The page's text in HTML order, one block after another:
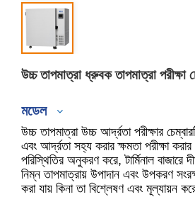
উচ্চ তাপমাত্রা ধ্রুবক তাপমাত্রা পরীক্ষা
মডেল
XCH-100GW
উচ্চ তাপমাত্রা উচ্চ আর্দ্রতা পরীক্ষার
এবং আর্দ্রতা সহ্য করার ক্ষমতা পরীক্ষা
পরিস্থিতির অনুকরণ করে, টার্মিনাল বাজারে
নিম্ন তাপমাত্রায় উপাদান এবং উপকরণ
করা যায় কিনা তা বিশ্লেষণ এবং মূল্যায়ন